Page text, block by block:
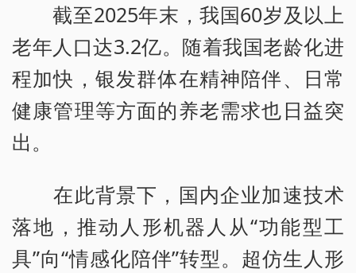
截至2025年末，我国60岁及以上
老年人口达3.2亿。随着我国老龄化进
程加快，银发群体在精神陪伴、日常
健康管理等方面的养老需求也日益突
出。
在此背景下，国内企业加速技术
落地，推动人形机器人从“功能型工
具”向“情感化陪伴”转型。超仿生人形